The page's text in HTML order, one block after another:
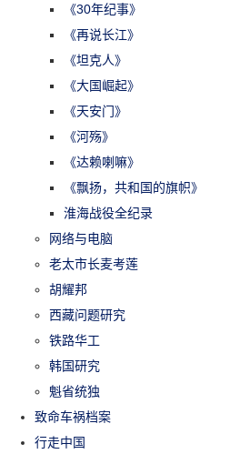
《30年纪事》
《再说长江》
《坦克人》
《大国崛起》
《天安门》
《河殇》
《达赖喇嘛》
《飘扬，共和国的旗帜》
淮海战役全纪录
网络与电脑
老太市长麦考莲
胡耀邦
西藏问题研究
铁路华工
韩国研究
魁省统独
致命车祸档案
行走中国